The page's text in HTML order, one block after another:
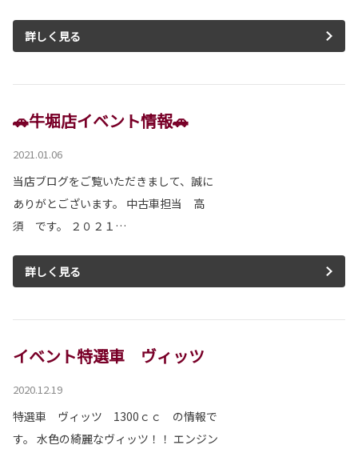
詳しく見る
🚗牛堀店イベント情報🚗
2021.01.06
当店ブログをご覧いただきまして、誠に
ありがとございます。 中古車担当 高
須 です。 ２０２１…
詳しく見る
イベント特選車 ヴィッツ
2020.12.19
特選車 ヴィッツ 1300ｃｃ の情報で
す。 水色の綺麗なヴィッツ！！ エンジン